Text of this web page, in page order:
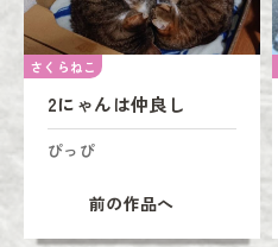
さくらねこ
2にゃんは仲良し
ぴっぴ
前の作品へ